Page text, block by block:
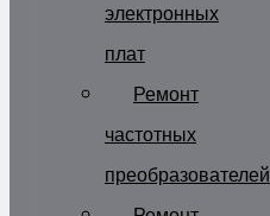
электронных
плат
Ремонт
частотных
преобразователей